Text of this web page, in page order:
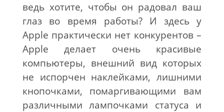
ведь хотите, чтобы он радовал ваш
глаз во время работы? И здесь у
Apple практически нет конкурентов –
Apple делает очень красивые
компьютеры, внешний вид которых
не испорчен наклейками, лишними
кнопочками, помаргивающими вам
различными лампочками статуса и